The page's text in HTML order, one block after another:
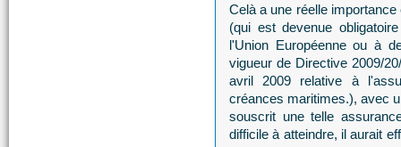
Celà a une réelle
(qui est devenue
l'Union Européenne ou à
vigueur de Directive 2009/
avril 2009 relative à
créances maritimes.), avec
souscrit une telle
difficile à atteindre, il aurait